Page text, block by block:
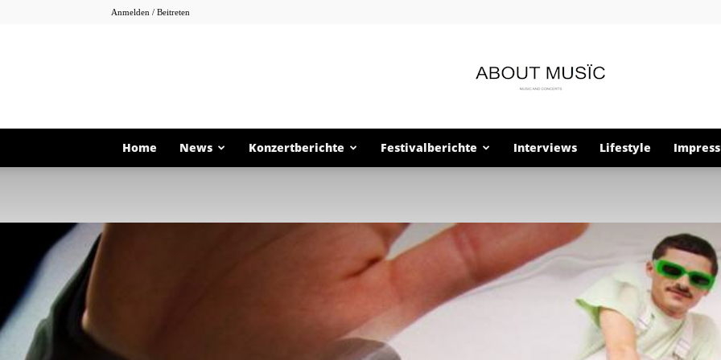
Anmelden / Beitreten
About
Home News Konzertberichte Festivalberichte Interviews Lifestyle